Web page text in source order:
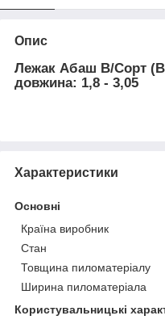
Опис
Лежак Абаш В/Сорт
довжина: 1,8 - 3,05
Характеристики
Основні
Країна виробник
Стан
Товщина пиломатеріалу
Ширина пиломатеріала
Користувальницькі